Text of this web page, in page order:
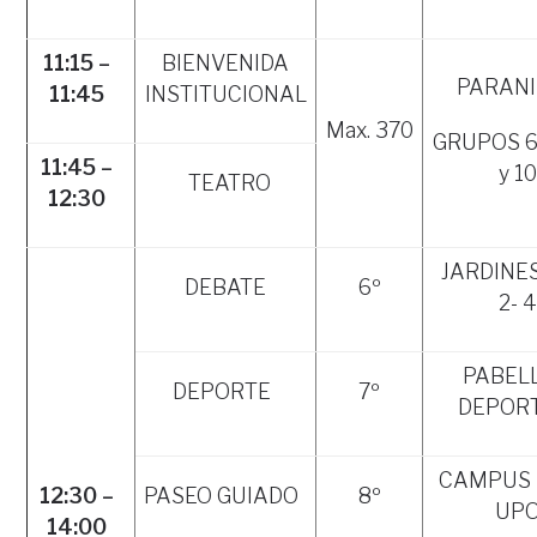
11:15 –
11:45
BIENVENIDA
INSTITUCIONAL
Max. 370
GRUPOS
y 10
11:45 –
12:30
TEATRO
12:30 –
14:00
DEBATE 6º
2- 4
DEPORTE 7º
PASEO GUIADO 8º
CAMPUS